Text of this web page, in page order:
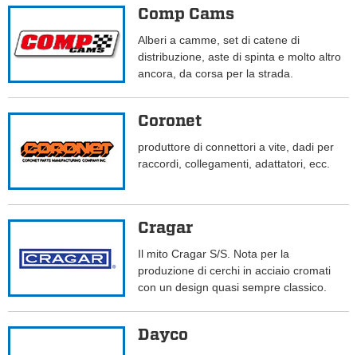
Comp Cams
Alberi a camme, set di catene di
distribuzione, aste di spinta e molto altro
ancora, da corsa per la strada.
Coronet
produttore di connettori a vite, dadi per
raccordi, collegamenti, adattatori, ecc.
Cragar
Il mito Cragar S/S. Nota per la
produzione di cerchi in acciaio cromati
con un design quasi sempre classico.
Dayco